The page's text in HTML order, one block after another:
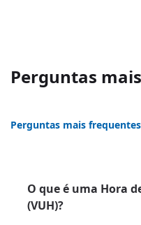
Perguntas
Perguntas mais
O que é uma Hora
(VUH)?